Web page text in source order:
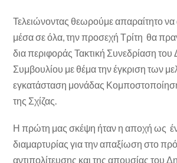
Τελειώνοντας θεωρούμε απαραίτητο να
μέσα σε όλα, την προσεχή Τρίτη θα
δια περιφοράς Τακτική Συνεδρίαση του
Συμβουλίου με θέμα την έγκριση των
εγκατάσταση μονάδας
της Σχίζας.
Η πρώτη μας σκέψη ήταν η αποχή ως
διαμαρτυρίας για την απαξίωση στο
αντιπολίτευσης και της απουσίας του